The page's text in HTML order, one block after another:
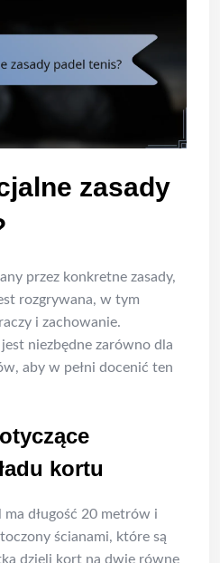
zasady
przez konkretne zasady,
rozgrywana, w tym
i zachowanie.
niezbędne zarówno dla
aby w pełni docenić ten
kortu
długość 20 metrów i
ścianami, które są
dzieli kort na dwie równe